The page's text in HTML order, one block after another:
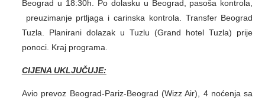
Beograd u 18:30h. Po dolasku u Beograd, pasoša kontrola,
preuzimanje prtljaga i carinska kontrola. Transfer Beograd
Tuzla. Planirani dolazak u Tuzlu (Grand hotel Tuzla) prije
ponoci. Kraj programa.
CIJENA UKLJUČUJE:
Avio prevoz Beograd-Pariz-Beograd (Wizz Air), 4 noćenja sa